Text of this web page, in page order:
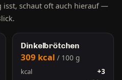
schaut oft auch hierauf —
Dinkelbrötchen
309 kcal/ 100 g
kcal
+3